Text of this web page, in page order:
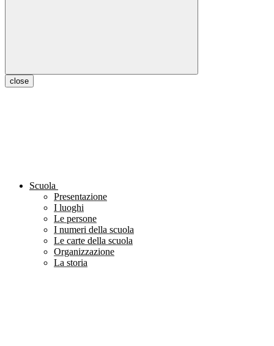
close
Scuola
Presentazione
I luoghi
Le persone
I numeri della scuola
Le carte della scuola
Organizzazione
La storia